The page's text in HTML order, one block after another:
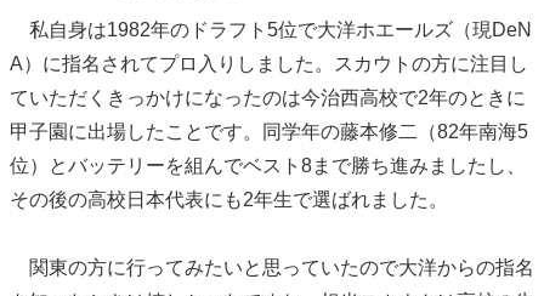
私自身は1982年のドラフト5位で大洋ホエールズ（現DeN
A）に指名されてプロ入りしました。スカウトの方に注目し
ていただくきっかけになったのは今治西高校で2年のときに
甲子園に出場したことです。同学年の藤本修二（82年南海5
位）とバッテリーを組んでベスト8まで勝ち進みましたし、
その後の高校日本代表にも2年生で選ばれました。
関東の方に行ってみたいと思っていたので大洋からの指名